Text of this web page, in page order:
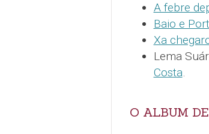
A febre
Baio e
Xa
Lema
Costa.
O ALBUM